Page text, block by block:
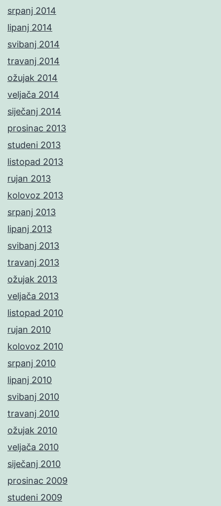
srpanj 2014
lipanj 2014
svibanj 2014
travanj 2014
ožujak 2014
veljača 2014
siječanj 2014
prosinac 2013
studeni 2013
listopad 2013
rujan 2013
kolovoz 2013
srpanj 2013
lipanj 2013
svibanj 2013
travanj 2013
ožujak 2013
veljača 2013
listopad 2010
rujan 2010
kolovoz 2010
srpanj 2010
lipanj 2010
svibanj 2010
travanj 2010
ožujak 2010
veljača 2010
siječanj 2010
prosinac 2009
studeni 2009